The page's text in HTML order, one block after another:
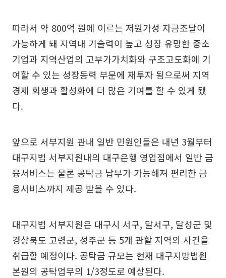
따라서 약 800억 원에 이르는 저원가성 자금조달이
가능하게 돼 지역내 기술력이 높고 성장 유망한 중소
기업과 지역산업의 고부가가치화와 구조고도화에 기
여할 수 있는 성장동력 부문에 재투자 됨으로써 지역
경제 회생과 활성화에 더 많은 기여를 할 수 있게 됐
다.
앞으로 서부지원 관내 일반 민원인들은 내년 3월부터
대구지법 서부지원내의 대구은행 영업점에서 일반 금
융서비스는 물론 공탁금 납부가 가능해져 편리한 금
융서비스까지 제공 받을 수 있다.
대구지법 서부지원은 대구시 서구, 달서구, 달성군 및
경상북도 고령군, 성주군 등 5개 관할 지역의 사건을
취급할 예정이다. 공탁금 규모는 현재 대구지방법원
본원의 공탁업무의 1/3정도로 예상된다.